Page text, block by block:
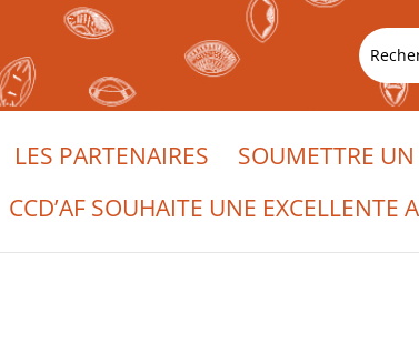
LES PARTENAIRES
SOUMETTRE
CCD’AF SOUHAITE UNE EXCELLENTE